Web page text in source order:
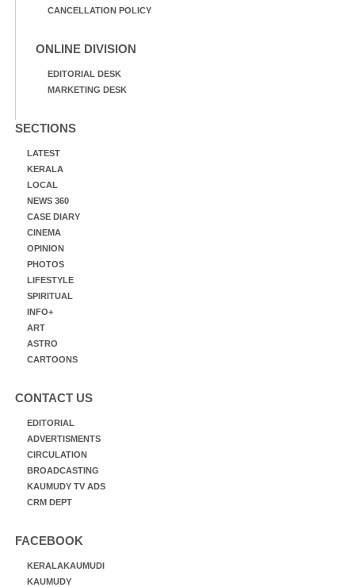
CANCELLATION POLICY
ONLINE DIVISION
EDITORIAL DESK
MARKETING DESK
SECTIONS
LATEST
KERALA
LOCAL
NEWS 360
CASE DIARY
CINEMA
OPINION
PHOTOS
LIFESTYLE
SPIRITUAL
INFO+
ART
ASTRO
CARTOONS
CONTACT US
EDITORIAL
ADVERTISMENTS
CIRCULATION
BROADCASTING
KAUMUDY TV ADS
CRM DEPT
FACEBOOK
KERALAKAUMUDI
KAUMUDY